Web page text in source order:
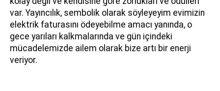
var. Yayıncılık, sembolik olarak söyleyeyim evimizin
elektrik faturasını ödeyebilme amacı yanında, o
gece yarıları kalkmalarında ve gün içindeki
mücadelemizde ailem olarak bize artı bir enerji
veriyor.